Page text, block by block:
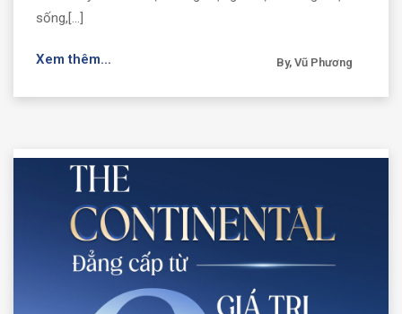
sống,[...]
Xem thêm... By, Vũ Phương